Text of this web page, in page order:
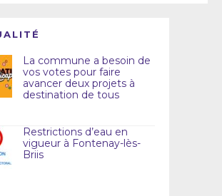
La commune a besoin de
vos votes pour faire
avancer deux projets à
destination de tous
Restrictions d’eau en
vigueur à Fontenay-lès-
Briis